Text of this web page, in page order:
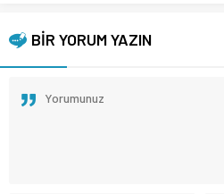
BİR YORUM YAZIN